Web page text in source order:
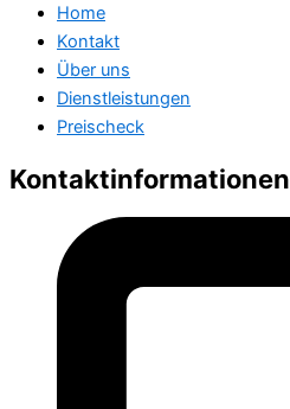
Home
Kontakt
Über uns
Dienstleistungen
Preischeck
Kontaktinformationen